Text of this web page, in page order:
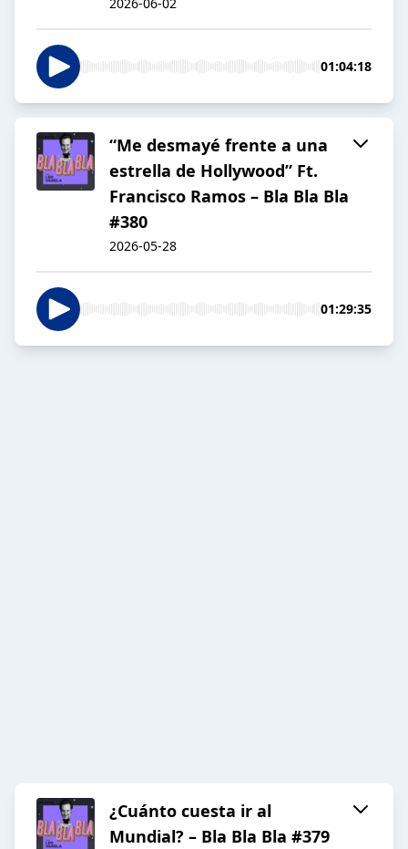
01:04:18
“Me desmayé frente a una
estrella de Hollywood” Ft.
Francisco Ramos – Bla Bla Bla
#380
2026-05-28
01:29:35
¿Cuánto cuesta ir al
Mundial? – Bla Bla Bla #379